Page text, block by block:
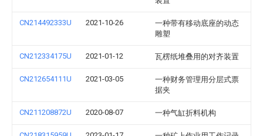
CN214492333U 2021-10-26
一种带有移动底座的动态
雕塑
CN212334175U 2021-01-12 瓦楞纸堆叠用的对齐装置
CN212654111U 2021-03-05
一种财务管理用分层式票
据夹
CN211208872U 2020-08-07 一种气缸折料机构